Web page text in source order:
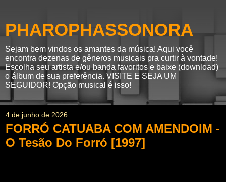
PHAROPHASSONORA
Sejam bem vindos os amantes da música! Aqui você
encontra dezenas de gêneros musicais pra curtir à vontade!
Escolha seu artista e/ou banda favoritos e baixe (download)
o álbum de sua preferência. VISITE E SEJA UM
SEGUIDOR! Opção musical é isso!
4 de junho de 2026
FORRÓ CATUABA COM AMENDOIM -
O Tesão Do Forró [1997]